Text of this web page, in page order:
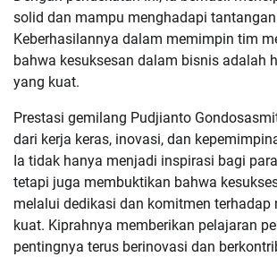
solid dan mampu menghadapi
Keberhasilannya dalam memimpin tim
bahwa kesuksesan dalam bisnis adalah
yang kuat.
Prestasi gemilang Pudjianto
dari kerja keras, inovasi, dan
Ia tidak hanya menjadi inspirasi bagi
tetapi juga membuktikan bahwa
melalui dedikasi dan komitmen terhadap
kuat. Kiprahnya memberikan pelajaran
pentingnya terus berinovasi dan